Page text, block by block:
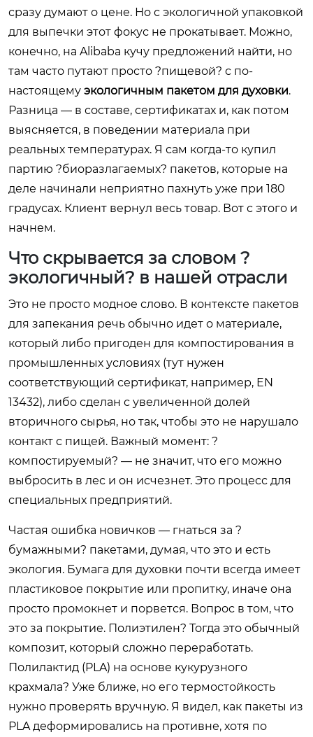
сразу думают о цене. Но с экологичной упаковкой
для выпечки этот фокус не прокатывает. Можно,
конечно, на Alibaba кучу предложений найти, но
там часто путают просто ?пищевой? с по-
настоящему экологичным пакетом для духовки.
Разница — в составе, сертификатах и, как потом
выясняется, в поведении материала при
реальных температурах. Я сам когда-то купил
партию ?биоразлагаемых? пакетов, которые на
деле начинали неприятно пахнуть уже при 180
градусах. Клиент вернул весь товар. Вот с этого и
начнем.
Что скрывается за словом ?
экологичный? в нашей отрасли
Это не просто модное слово. В контексте пакетов
для запекания речь обычно идет о материале,
который либо пригоден для компостирования в
промышленных условиях (тут нужен
соответствующий сертификат, например, EN
13432), либо сделан с увеличенной долей
вторичного сырья, но так, чтобы это не нарушало
контакт с пищей. Важный момент: ?
компостируемый? — не значит, что его можно
выбросить в лес и он исчезнет. Это процесс для
специальных предприятий.
Частая ошибка новичков — гнаться за ?
бумажными? пакетами, думая, что это и есть
экология. Бумага для духовки почти всегда имеет
пластиковое покрытие или пропитку, иначе она
просто промокнет и порвется. Вопрос в том, что
это за покрытие. Полиэтилен? Тогда это обычный
композит, который сложно переработать.
Полилактид (PLA) на основе кукурузного
крахмала? Уже ближе, но его термостойкость
нужно проверять вручную. Я видел, как пакеты из
PLA деформировались на противне, хотя по